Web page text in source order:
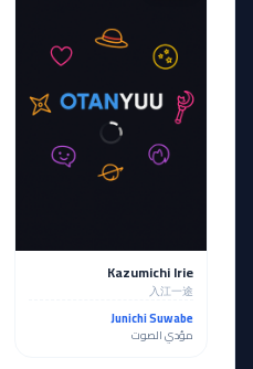
Kazumichi Irie
入江一途
Junichi Suwabe
مؤدي الصوت